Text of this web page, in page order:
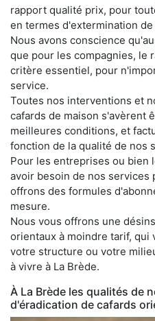
rapport qualité prix, pour
en termes d'extermination
Nous avons conscience
que pour les compagnies, le
critère essentiel, pour
service.
Toutes nos interventions et
cafards de maison s'avèrent
meilleures conditions, et
fonction de la qualité de nos
Pour les entreprises ou bien
avoir besoin de nos services
offrons des formules
mesure.
Nous vous offrons une
orientaux à moindre tarif, qui
votre structure ou votre
à vivre à La Brède.
À La Brède les qualités de
d'éradication de cafards